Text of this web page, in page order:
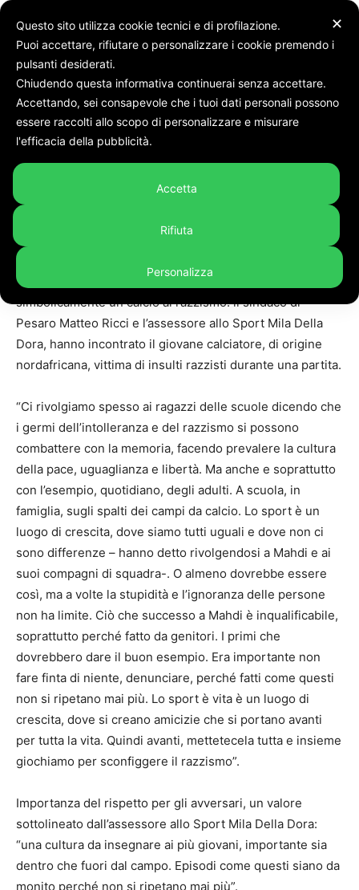
Home Cronaca
Cronaca
Un calcio al razzismo,
l’abbraccio di Pesaro a
Madhi, vittima di insulti
durante la partita
3 Febbraio 2024
PESARO – L’abbraccio della città a Mahdi per dare
simbolicamente un calcio al razzismo: il sindaco di
Pesaro Matteo Ricci e l’assessore allo Sport Mila Della
Dora, hanno incontrato il giovane calciatore, di origine
nordafricana, vittima di insulti razzisti durante una partita.
“Ci rivolgiamo spesso ai ragazzi delle scuole dicendo che
i germi dell’intolleranza e del razzismo si possono
combattere con la memoria, facendo prevalere la cultura
della pace, uguaglianza e libertà. Ma anche e soprattutto
con l’esempio, quotidiano, degli adulti. A scuola, in
famiglia, sugli spalti dei campi da calcio. Lo sport è un
luogo di crescita, dove siamo tutti uguali e dove non ci
sono differenze – hanno detto rivolgendosi a Mahdi e ai
suoi compagni di squadra-. O almeno dovrebbe essere
così, ma a volte la stupidità e l’ignoranza delle persone
non ha limite. Ciò che successo a Mahdi è inqualificabile,
soprattutto perché fatto da genitori. I primi che
dovrebbero dare il buon esempio. Era importante non
fare finta di niente, denunciare, perché fatti come questi
non si ripetano mai più. Lo sport è vita è un luogo di
crescita, dove si creano amicizie che si portano avanti
per tutta la vita. Quindi avanti, mettetecela tutta e insieme
giochiamo per sconfiggere il razzismo”.
Importanza del rispetto per gli avversari, un valore
sottolineato dall’assessore allo Sport Mila Della Dora:
“una cultura da insegnare ai più giovani, importante sia
dentro che fuori dal campo. Episodi come questi siano da
monito perché non si ripetano mai più”.
✕
Questo sito utilizza cookie tecnici e di profilazione.
Puoi accettare, rifiutare o personalizzare i cookie premendo i
pulsanti desiderati.
Chiudendo questa informativa continuerai senza accettare.
Accettando, sei consapevole che i tuoi dati personali possono
essere raccolti allo scopo di personalizzare e misurare
l'efficacia della pubblicità.
Accetta
Rifiuta
Personalizza